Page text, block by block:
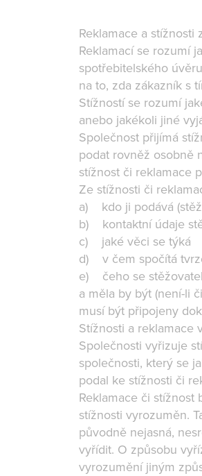
Reklamace a
Reklamací se rozumí
spotřebitelského
na to, zda zákazník s
Stížností se rozumí
anebo jakékoli jiné
Společnost přijímá
podat rovněž osobně
stížnost či reklamace
Ze stížnosti či
a) kdo ji podává
b) kontaktní údaje
c) jaké věci se týká
d) v čem spočítá
e) čeho se
a měla by být (není-li
musí být připojeny
Stížnosti a reklamace
Společnosti vyřizuje
společnosti, který se
podal ke stížnosti či
Reklamace či
stížnosti vyrozuměn.
původně nejasná,
vyřídit. O způsobu
vyrozumění jiným